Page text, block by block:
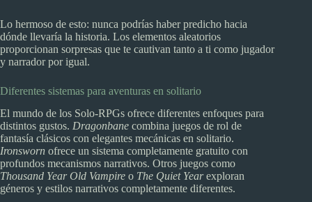
Lo hermoso de esto: nunca podrías haber predicho hacia
dónde llevaría la historia. Los elementos aleatorios
proporcionan sorpresas que te cautivan tanto a ti como jugador
y narrador por igual.
Diferentes sistemas para aventuras en solitario
El mundo de los Solo-RPGs ofrece diferentes enfoques para
distintos gustos. Dragonbane combina juegos de rol de
fantasía clásicos con elegantes mecánicas en solitario.
Ironsworn ofrece un sistema completamente gratuito con
profundos mecanismos narrativos. Otros juegos como
Thousand Year Old Vampire o The Quiet Yearexploran
géneros y estilos narrativos completamente diferentes.